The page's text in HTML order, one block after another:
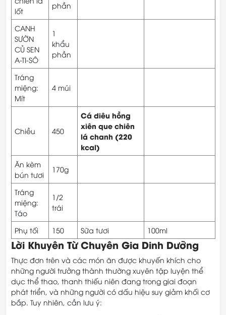
lốt
phần
CANH
SƯỜN
CỦ SEN
A-TI-SÔ
1
khẩu
phần
Tráng
miệng:
Mít
4 múi
Chiều 450
Cá diêu hồng
xiên que chiên
lá chanh (220
kcal)
Ăn kèm
bún tươi
170g
Tráng
miệng:
Táo
1/2
trái
Phụ tối 150 Sữa tươi 100ml
Lời Khuyên Từ Chuyên Gia Dinh Dưỡng
Thực đơn trên và các món ăn được khuyến khích cho
những người trưởng thành thường xuyên tập luyện thể
dục thể thao, thanh thiếu niên đang trong giai đoạn
phát triển, và những người có dấu hiệu suy giảm khối cơ
bắp. Tuy nhiên, cần lưu ý: